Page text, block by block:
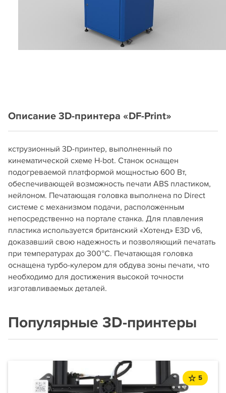
Описание 3D-принтера «DF-Print»
кструзионный 3D-принтер, выполненный по
кинематической схеме H-bot. Станок оснащен
подогреваемой платформой мощностью 600 Вт,
обеспечивающей возможность печати ABS пластиком,
нейлоном. Печатающая головка выполнена по Direct
системе с механизмом подачи, расположенным
непосредственно на портале станка. Для плавления
пластика используется британский «Хотенд» E3D v6,
доказавший свою надежность и позволяющий печатать
при температурах до 300°C. Печатающая головка
оснащена турбо-кулером для обдува зоны печати, что
необходимо для достижения высокой точности
изготавливаемых деталей.
Популярные 3D-принтеры
5